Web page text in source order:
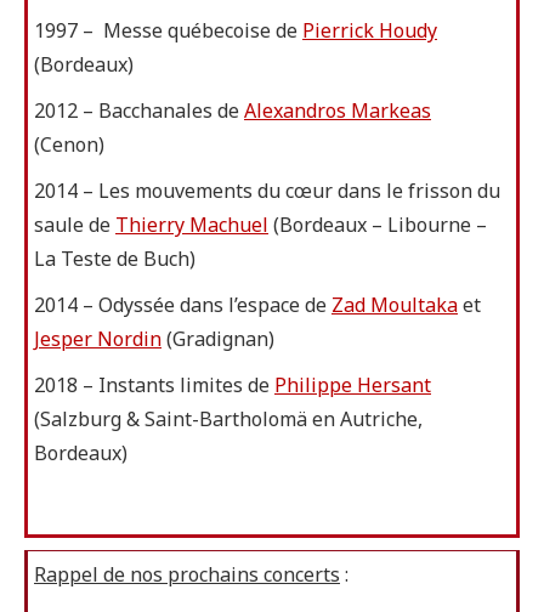
1997 – Messe québecoise de Pierrick Houdy
(Bordeaux)
2012 – Bacchanales deAlexandros Markeas
(Cenon)
2014 – Les mouvements du cœur dans le frisson du
saule de Thierry Machuel (Bordeaux – Libourne –
La Teste de Buch)
2014 – Odyssée dans l’espace de Zad Moultakaet
Jesper Nordin(Gradignan)
2018 – Instants limites de Philippe Hersant
(Salzburg & Saint-Bartholomä en Autriche,
Bordeaux)
Rappel de nos prochains concerts :